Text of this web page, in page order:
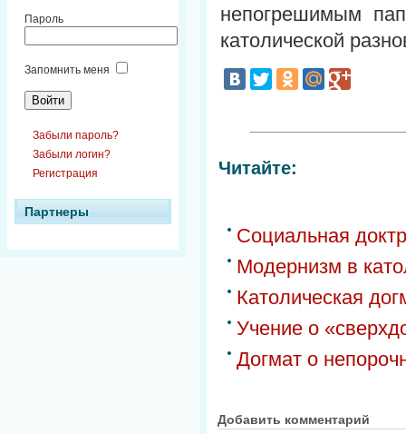
Пароль
Запомнить меня
Забыли пароль?
Забыли логин?
Регистрация
Партнеры
непогрешимым
католической
Читайте:
Социальная
Модернизм в
Католическая
Учение о
Догмат о
Добавить комментарий